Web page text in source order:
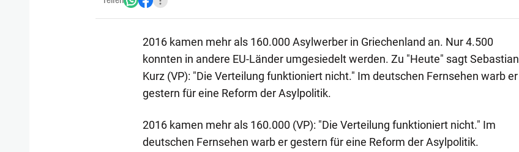
2016 kamen mehr als 160.000 Asylwerber in Griechenland an. Nur 4.500
konnten in andere EU-Länder umgesiedelt werden. Zu "Heute" sagt Sebastian
Kurz (VP): "Die Verteilung funktioniert nicht." Im deutschen Fernsehen warb er
gestern für eine Reform der Asylpolitik.
2016 kamen mehr als 160.000 (VP): "Die Verteilung funktioniert nicht." Im
deutschen Fernsehen warb er gestern für eine Reform der Asylpolitik.